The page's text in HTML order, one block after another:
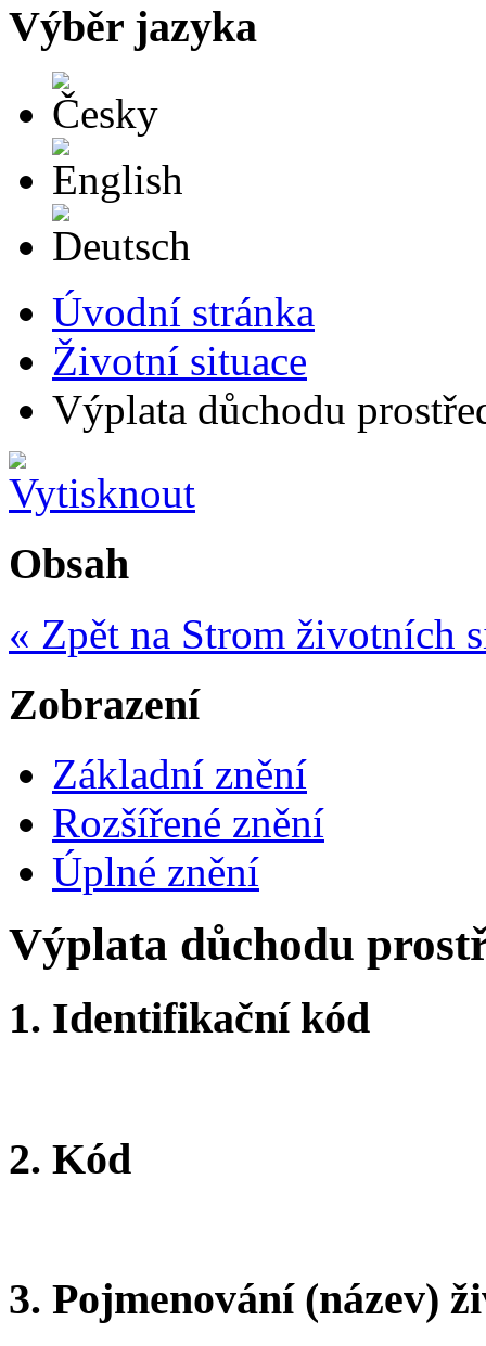
Výběr jazyka
Úvodní stránka
Životní situace
Výplata důchodu
Obsah
« Zpět na Strom životních
Zobrazení
Základní znění
Rozšířené znění
Úplné znění
Výplata důchodu
1. Identifikační kód
2. Kód
3. Pojmenování (název)